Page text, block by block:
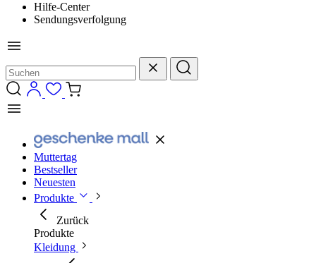
Hilfe-Center
Sendungsverfolgung
Muttertag
Bestseller
Neuesten
Produkte
Zurück
Produkte
Kleidung